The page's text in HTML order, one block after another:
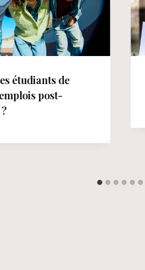
étudiants de
post-